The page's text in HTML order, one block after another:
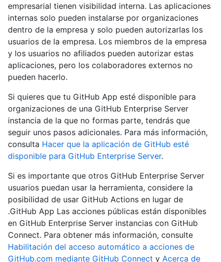
empresarial tienen visibilidad interna. Las aplicaciones
internas solo pueden instalarse por organizaciones
dentro de la empresa y solo pueden autorizarlas los
usuarios de la empresa. Los miembros de la empresa
y los usuarios no afiliados pueden autorizar estas
aplicaciones, pero los colaboradores externos no
pueden hacerlo.
Si quieres que tu GitHub App esté disponible para
organizaciones de una GitHub Enterprise Server
instancia de la que no formas parte, tendrás que
seguir unos pasos adicionales. Para más información,
consulta Hacer que la aplicación de GitHub esté
disponible para GitHub Enterprise Server.
Si es importante que otros GitHub Enterprise Server
usuarios puedan usar la herramienta, considere la
posibilidad de usar GitHub Actions en lugar de
.GitHub App Las acciones públicas están disponibles
en GitHub Enterprise Server instancias con GitHub
Connect. Para obtener más información, consulte
Habilitación del acceso automático a acciones de
GitHub.com mediante GitHub Connect y Acerca de